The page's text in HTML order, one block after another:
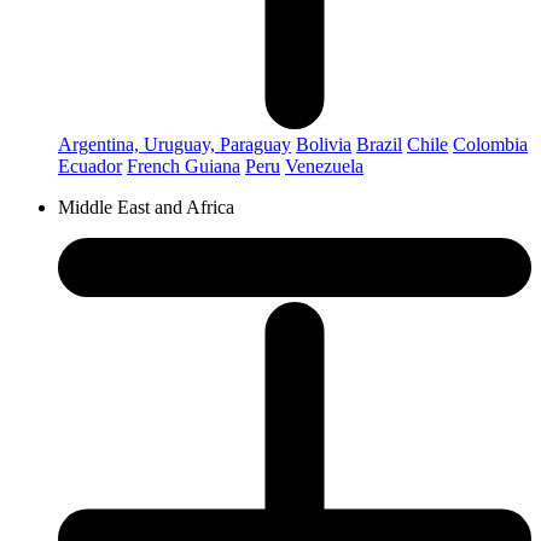
Argentina, Uruguay, Paraguay Bolivia Brazil Chile Colombia
Ecuador French Guiana Peru Venezuela
Middle East and Africa